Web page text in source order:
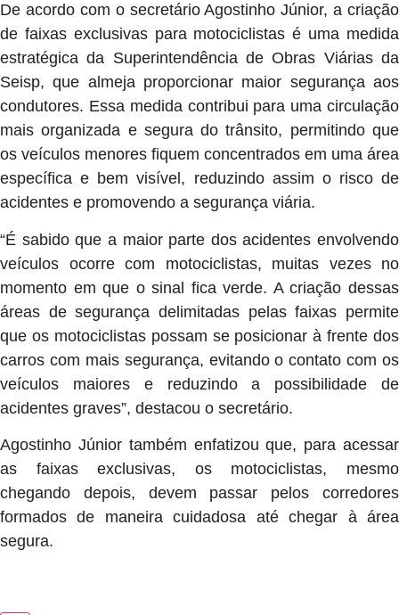
De acordo com o secretário Agostinho Júnior, a criação
de faixas exclusivas para motociclistas é uma medida
estratégica da Superintendência de Obras Viárias da
Seisp, que almeja proporcionar maior segurança aos
condutores. Essa medida contribui para uma circulação
mais organizada e segura do trânsito, permitindo que
os veículos menores fiquem concentrados em uma área
específica e bem visível, reduzindo assim o risco de
acidentes e promovendo a segurança viária.
“É sabido que a maior parte dos acidentes envolvendo
veículos ocorre com motociclistas, muitas vezes no
momento em que o sinal fica verde. A criação dessas
áreas de segurança delimitadas pelas faixas permite
que os motociclistas possam se posicionar à frente dos
carros com mais segurança, evitando o contato com os
veículos maiores e reduzindo a possibilidade de
acidentes graves”, destacou o secretário.
Agostinho Júnior também enfatizou que, para acessar
as faixas exclusivas, os motociclistas, mesmo
chegando depois, devem passar pelos corredores
formados de maneira cuidadosa até chegar à área
segura.